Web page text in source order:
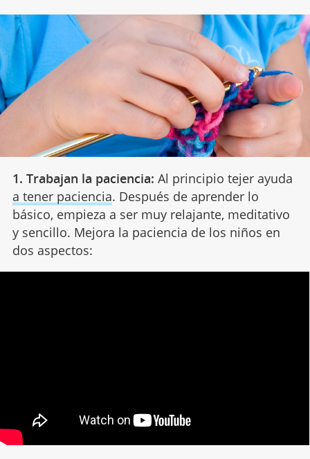
1. Trabajan la paciencia: Al principio tejer ayuda
a tener paciencia. Después de aprender lo
básico, empieza a ser muy relajante, meditativo
y sencillo. Mejora la paciencia de los niños en
dos aspectos: